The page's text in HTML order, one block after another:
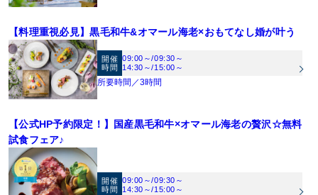
【料理重視必見】黒毛和牛&オマール海老×おもてなし婚が叶う
開催
時間
09:00～/09:30～
14:30～/15:00～
所要時間／3時間
【公式HP予約限定！】国産黒毛和牛×オマール海老の贅沢☆無料
試食フェア♪
開催
時間
09:00～/09:30～
14:30～/15:00～